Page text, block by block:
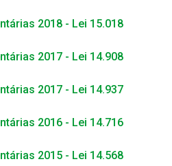
2018 - Lei 15.018
2017 - Lei 14.908
2017 - Lei 14.937
2016 - Lei 14.716
2015 - Lei 14.568